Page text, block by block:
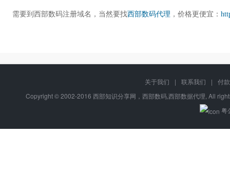
需要到西部数码注册域名，当然要找西部数码代理 ，价格更便宜：
关于我们 | 联系我们 |
付
Copyright © 2002-2016 西部知识分享网，西部数码,西部数据代理, All
粤